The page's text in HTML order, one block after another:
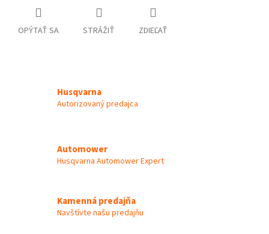
OPÝTAŤ SA STRÁŽIŤ ZDIEĽAŤ
Husqvarna
Autorizovaný predajca
Automower
Husqvarna Automower Expert
Kamenná predajňa
Navštívte našu predajňu